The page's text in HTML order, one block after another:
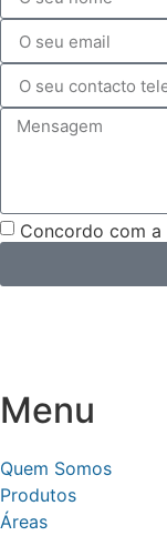
Concordo com a
Menu
Quem Somos
Produtos
Áreas